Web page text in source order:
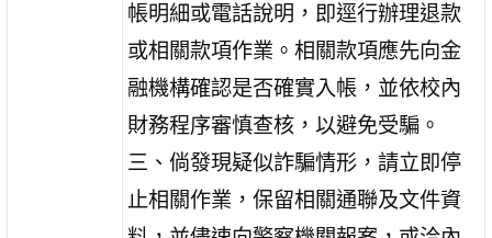
帳明細或電話說明，即逕行辦理退款
或相關款項作業。相關款項應先向金
融機構確認是否確實入帳，並依校內
財務程序審慎查核，以避免受騙。
三、倘發現疑似詐騙情形，請立即停
止相關作業，保留相關通聯及文件資